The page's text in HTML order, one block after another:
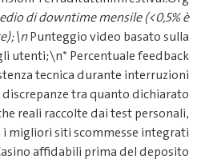
includono:\nTempo medio di
considerato eccellente);\n
nitidezza percepita dagli
positivo relativo
momentanee.\n\nSe trovi
dall’operatore e le metriche
considera alternative tra i
con sezioni Live–Casino